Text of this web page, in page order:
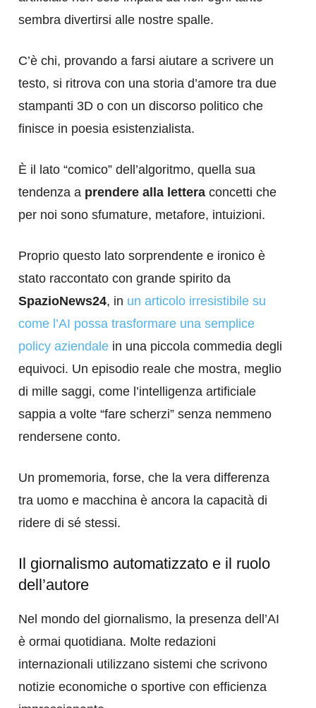
sembra divertirsi alle nostre spalle.
C’è chi, provando a farsi aiutare a scrivere un
testo, si ritrova con una storia d’amore tra due
stampanti 3D o con un discorso politico che
finisce in poesia esistenzialista.
È il lato “comico” dell’algoritmo, quella sua
tendenza a prendere alla lettera concetti che
per noi sono sfumature, metafore, intuizioni.
Proprio questo lato sorprendente e ironico è
stato raccontato con grande spirito da
SpazioNews24, in un articolo irresistibile su
come l’AI possa trasformare una semplice
policy aziendale in una piccola commedia degli
equivoci. Un episodio reale che mostra, meglio
di mille saggi, come l’intelligenza artificiale
sappia a volte “fare scherzi” senza nemmeno
rendersene conto.
Un promemoria, forse, che la vera differenza
tra uomo e macchina è ancora la capacità di
ridere di sé stessi.
Il giornalismo automatizzato e il ruolo
dell’autore
Nel mondo del giornalismo, la presenza dell’AI
è ormai quotidiana. Molte redazioni
internazionali utilizzano sistemi che scrivono
notizie economiche o sportive con efficienza